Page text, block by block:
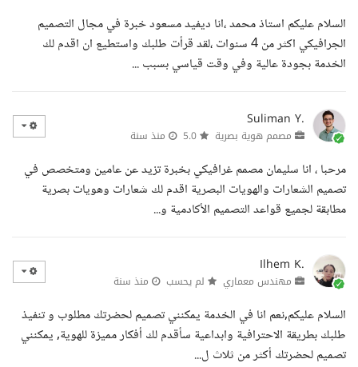
السلام عليكم استاذ محمد ،انا ديفيد مسعود خبرة في مجال التصميم
الجرافيكي اكثر من 4 سنوات ،لقد قرأت طلبك واستطيع ان اقدم لك
الخدمة بجودة عالية وفي وقت قياسي بسبب ...
Suliman Y.
مصمم هوية بصرية منذ سنة
مرحبا ، انا سليمان مصمم غرافيكي بخبرة تزيد عن عامين ومتخصص في
تصميم الشعارات والهويات البصرية اقدم لك شعارات وهويات بصرية
مطابقة لجميع قواعد التصميم الأكادمية و...
Ilhem K.
مهندس معماري لم يحسب منذ سنة
السلام عليكم,نعم انا في الخدمة يمكنني تصميم لحضرتك مطلوب و تنفيذ
طلبك بطريقة الاحترافية وابداعية سأقدم لك أفكار مميزة للهوية, يمكنني
تصميم لحضرتك أكثر من ثلاث ل...